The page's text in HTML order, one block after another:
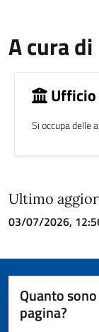
A cura di
Si occupa delle
Ultimo
03/07/2026,
Quanto
pagina?